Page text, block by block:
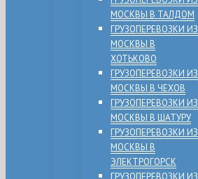
МОСКВЫ В ТАЛДОМ
ГРУЗОПЕРЕВОЗКИ ИЗ
МОСКВЫ В
ХОТЬКОВО
ГРУЗОПЕРЕВОЗКИ ИЗ
МОСКВЫ В ЧЕХОВ
ГРУЗОПЕРЕВОЗКИ ИЗ
МОСКВЫ В ШАТУРУ
ГРУЗОПЕРЕВОЗКИ ИЗ
МОСКВЫ В
ЭЛЕКТРОГОРСК
ГРУЗОПЕРЕВОЗКИ ИЗ